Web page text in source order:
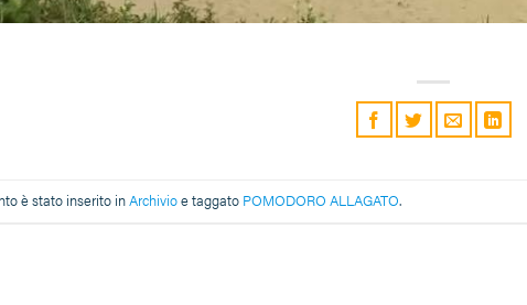
è stato inserito inArchivioe taggato POMODORO ALLAGATO.